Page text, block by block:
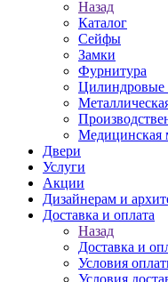
Назад
Каталог
Сейфы
Замки
Фурнитура
Цилиндровые
Медицинская
Двери
Услуги
Акции
Дизайнерам и
Доставка и оплата
Назад
Доставка и
Условия
Условия